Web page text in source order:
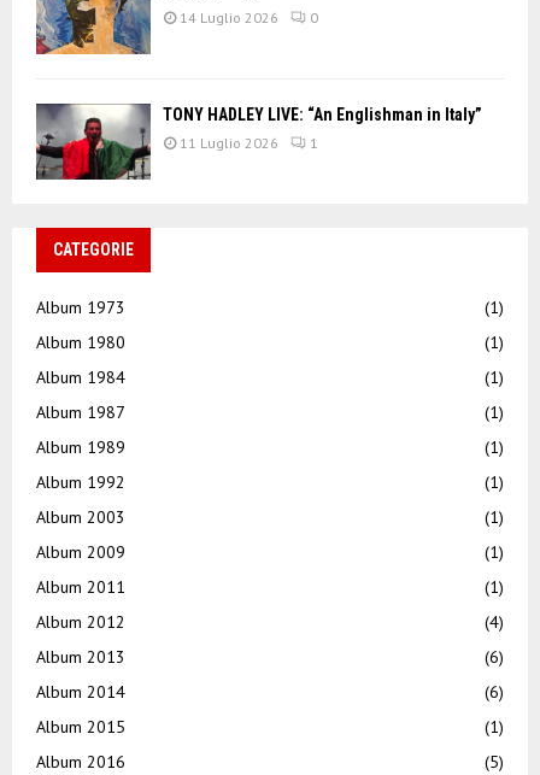
14 Luglio 2026 0
TONY HADLEY LIVE: “An Englishman in Italy”
11 Luglio 2026 1
CATEGORIE
Album 1973
(1)
Album 1980
(1)
Album 1984
(1)
Album 1987
(1)
Album 1989
(1)
Album 1992
(1)
Album 2003
(1)
Album 2009
(1)
Album 2011
(1)
Album 2012
(4)
Album 2013
(6)
Album 2014
(6)
Album 2015
(1)
Album 2016
(5)